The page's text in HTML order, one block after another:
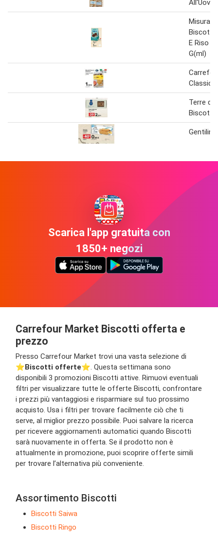
All'Uovo
Misura
Biscotti
E Riso
G(ml)
Classici
Terre
Biscotti
Gentilini
Scarica l'app gratuita con
1850+ negozi
Carrefour Market Biscotti offerta e
prezzo
Presso Carrefour Market trovi una vasta selezione di
⭐️Biscotti offerte⭐️. Questa settimana sono
disponibili 3 promozioni Biscotti attive. Rimuovi eventuali
filtri per visualizzare tutte le offerte Biscotti, confrontare
i prezzi più vantaggiosi e risparmiare sul tuo prossimo
acquisto. Usa i filtri per trovare facilmente ciò che ti
serve, al miglior prezzo possibile. Puoi salvare la ricerca
per ricevere aggiornamenti automatici quando Biscotti
sarà nuovamente in offerta. Se il prodotto non è
attualmente in promozione, puoi scoprire offerte simili
per trovare l’alternativa più conveniente.
Assortimento Biscotti
Biscotti Saiwa
Biscotti Ringo